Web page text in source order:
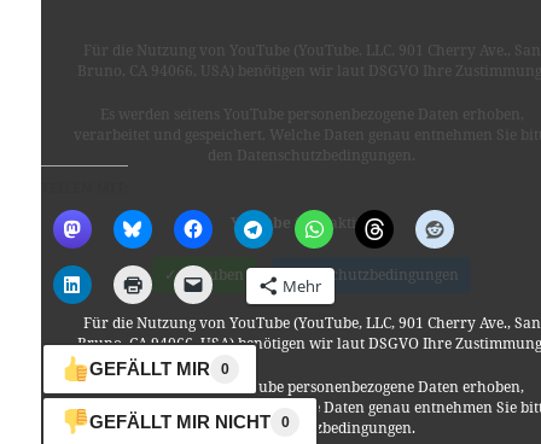
Für die Nutzung von YouTube (YouTube, LLC, 901 Cherry Ave., San
Bruno, CA 94066, USA) benötigen wir laut DSGVO Ihre
Es werden seitens YouTube personenbezogene Daten erhoben,
verarbeitet und gespeichert. Welche Daten genau entnehmen Sie
den Datenschutzbedingungen.
Youtube ist deaktiviert.
✓ Erlauben Datenschutzbedingungen
Für die Nutzung von YouTube (YouTube, LLC, 901 Cherry Ave., San
Bruno, CA 94066, USA) benötigen wir laut DSGVO Ihre
Es werden seitens YouTube personenbezogene Daten erhoben,
verarbeitet und gespeichert. Welche Daten genau entnehmen Sie
den Datenschutzbedingungen.
Mehr
GEFÄLLT MIR 0
GEFÄLLT MIR NICHT 0